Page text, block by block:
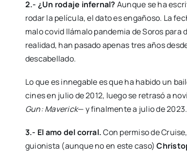
2.- ¿Un roda­je infer­nal? Aun­que se ha
rodar la pelí­cu­la, el dato es enga­ño­so. La
ma­lo covid llá­ma­lo pan­de­mia de Soros
reali­dad, han pasa­do ape­nas tres años
des­ca­be­lla­do.
Lo que es inne­ga­ble es que ha habi­do un
cines en julio de 2012, lue­go se retra­só a
Gun: Mave­rick— y final­men­te a julio de 2023.
3.- El amo del corral.Con per­mi­so de
guio­nis­ta (aun­que no en este caso)